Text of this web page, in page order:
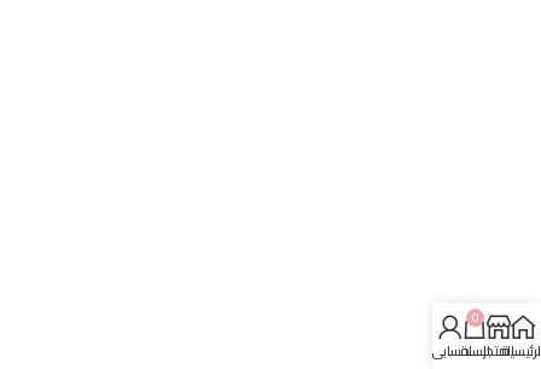
المتجر
0
السلةحسابي